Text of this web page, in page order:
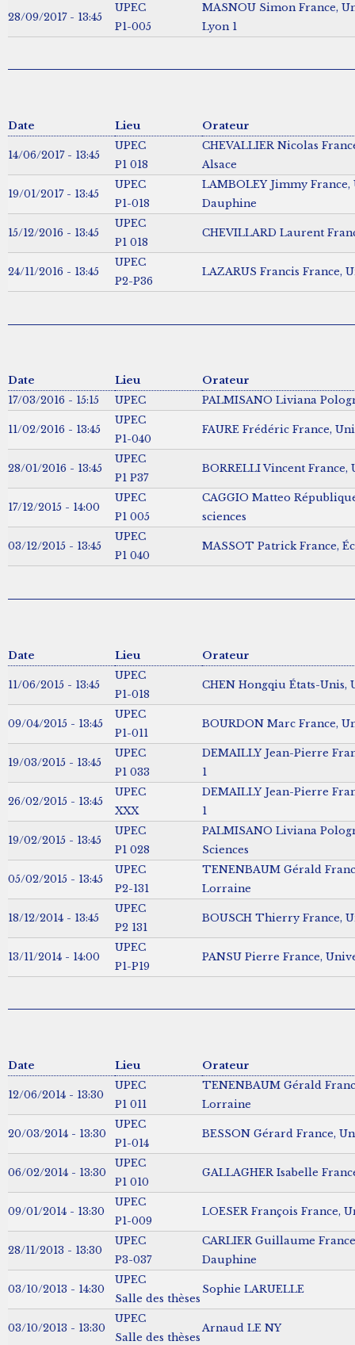
28/09/2017 - 13:45
UPEC
P1-005
MASNOU Simon France,
Lyon 1
Date Lieu Orateur
14/06/2017 - 13:45
UPEC
P1 018
CHEVALLIER Nicolas
Alsace
19/01/2017 - 13:45
UPEC
P1-018
LAMBOLEY Jimmy
Dauphine
15/12/2016 - 13:45
UPEC
P1 018
CHEVILLARD Laurent
24/11/2016 - 13:45
UPEC
P2-P36
LAZARUS Francis France,
Date Lieu
Orateur
17/03/2016 - 15:15
UPEC PALMISANO Liviana
11/02/2016 - 13:45
UPEC
P1-040
FAURE Frédéric France,
28/01/2016 - 13:45
UPEC
P1 P37
BORRELLI Vincent France,
17/12/2015 - 14:00
UPEC
P1 005
CAGGIO Matteo
sciences
03/12/2015 - 13:45
UPEC
P1 040
MASSOT Patrick France,
Date Lieu Orateur
11/06/2015 - 13:45
UPEC
P1-018
CHEN Hongqiu États-Unis,
09/04/2015 - 13:45
UPEC
P1-011
BOURDON Marc France,
19/03/2015 - 13:45
UPEC
P1 033
DEMAILLY Jean-Pierre
1
26/02/2015 - 13:45
UPEC
XXX
DEMAILLY Jean-Pierre
1
19/02/2015 - 13:45
UPEC
P1 028
PALMISANO Liviana
Sciences
05/02/2015 - 13:45
UPEC
P2-131
TENENBAUM Gérald
Lorraine
18/12/2014 - 13:45
UPEC
P2 131
BOUSCH Thierry France,
13/11/2014 - 14:00
UPEC
P1-P19
PANSU Pierre France,
Date Lieu Orateur
12/06/2014 - 13:30
UPEC
P1 011
TENENBAUM Gérald
Lorraine
20/03/2014 - 13:30
UPEC
P1-014
BESSON Gérard France,
06/02/2014 - 13:30
UPEC
P1 010
GALLAGHER Isabelle
09/01/2014 - 13:30
UPEC
P1-009
LOESER François France,
28/11/2013 - 13:30
UPEC
P3-037
CARLIER Guillaume
Dauphine
03/10/2013 - 14:30
UPEC
Salle des thèses
Sophie LARUELLE
03/10/2013 - 13:30
UPEC
Salle des thèses
Arnaud LE NY